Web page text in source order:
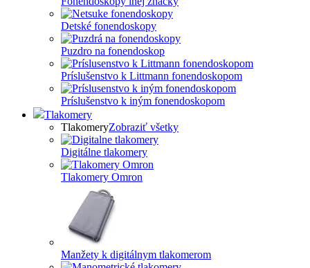
Detské fonendoskopy
Puzdro na fonendoskop
Príslušenstvo k Littmann fonendoskopom
Príslušenstvo k iným fonendoskopom
Tlakomery
TlakomeryZobraziť všetky
Digitálne tlakomery
Tlakomery Omron
Manžety k digitálnym tlakomerom